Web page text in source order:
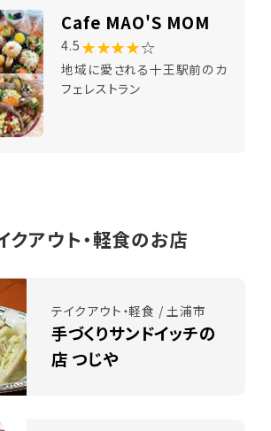
Cafe MAO'S MOM
4.5 ★★★★☆
地域に愛される十王駅前のカ
フェレストラン
クアウト・軽食のお店
テイクアウト・軽食 / 土浦市
手づくりサンドイッチの
店 つじや